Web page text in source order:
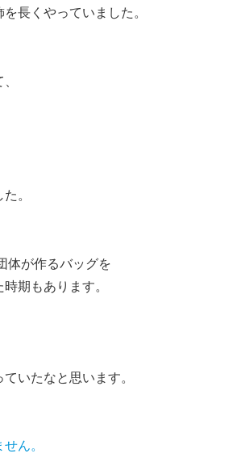
を長くやっていました。
。
体が作るバッグを
期もあります。
いたなと思います。
ん。